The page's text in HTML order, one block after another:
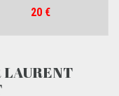
Prix
20 €
LAURENT